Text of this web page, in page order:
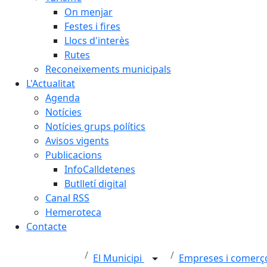
On menjar
Festes i fires
Llocs d'interès
Rutes
Reconeixements municipals
L'Actualitat
Agenda
Notícies
Notícies grups polítics
Avisos vigents
Publicacions
InfoCalldetenes
Butlletí digital
Canal RSS
Hemeroteca
Contacte
El Municipi Empreses i